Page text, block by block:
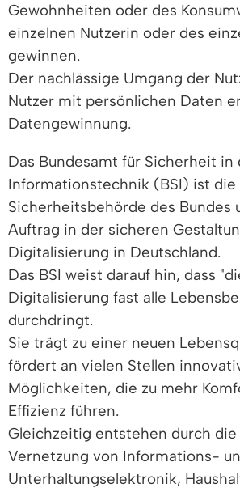
Gewohnheiten oder des
einzelnen Nutzerin oder des
gewinnen.
Der nachlässige Umgang der
Nutzer mit persönlichen Daten
Datengewinnung.
Das Bundesamt für Sicherheit in
Informationstechnik (BSI) ist
Sicherheitsbehörde des Bundes
Auftrag in der sicheren
Digitalisierung in Deutschland.
Das BSI weist darauf hin, dass
Digitalisierung fast alle
durchdringt.
Sie trägt zu einer neuen
fördert an vielen Stellen
Möglichkeiten, die zu mehr
Effizienz führen.
Gleichzeitig entstehen durch
Vernetzung von Informations-
Unterhaltungselektronik,